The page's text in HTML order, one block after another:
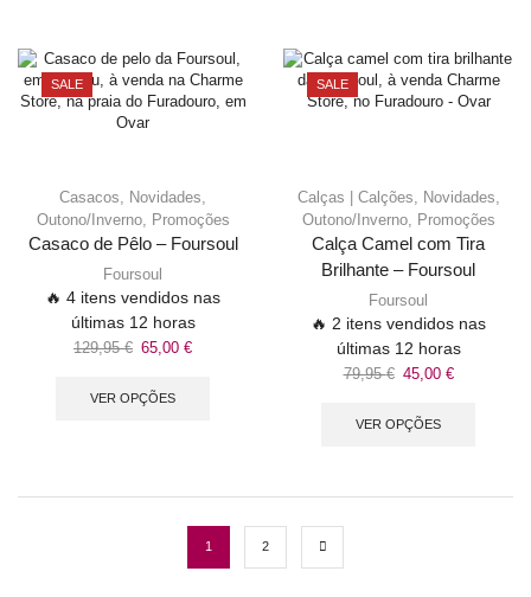
SALE
Casacos Novidades
Outono/Inverno, Promoções
Casaco de Pêlo – Foursoul
Foursoul
🔥 4 itens vendidos nas
últimas 12 horas
129,95€ 65,00 €
VER OPÇÕES
SALE
Calças | Calções Novidades
Outono/Inverno, Promoções
Calça Camel com Tira
Brilhante – Foursoul
Foursoul
🔥 2 itens vendidos nas
últimas 12 horas
79,95€ 45,00 €
VER OPÇÕES
1 2